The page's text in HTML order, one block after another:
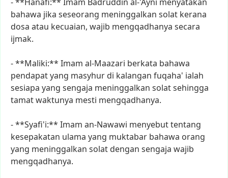
bahawa jika seseorang meninggalkan solat kerana
dosa atau kecuaian, wajib mengqadhanya secara
ijmak.
-**Maliki:** Imam al-Maazari berkata bahawa
pendapatyang masyhur di kalangan fuqaha' ialah
sesiapa yang sengaja meninggalkan solatsehingga
tamatwaktunya mesti mengqadhanya.
-**Syafi'i:** Imam an-Nawawi menyebuttentang
kesepakatan ulama yang muktabar bahawa orang
yang meninggalkan solat dengan sengaja wajib
mengqadhanya.